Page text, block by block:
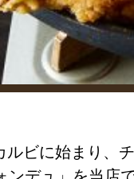
ルビに始まり、